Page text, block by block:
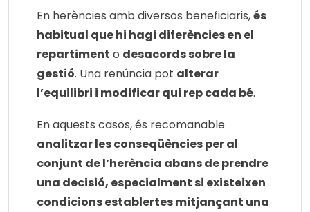
En herències amb diversos beneficiaris,és
habitual que hi hagi diferències en el
repartiment o desacords sobre la
gestió. Una renúncia pot alterar
l’equilibri i modificar qui rep cada bé.
En aquests casos, és recomanable
analitzar les conseqüències per al
conjunt de l’herència abans de prendre
una decisió, especialment si existeixen
condicions establertes mitjançant una